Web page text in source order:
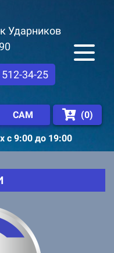
Ударников
34-25
САМ (0)
с 9:00 до 19:00